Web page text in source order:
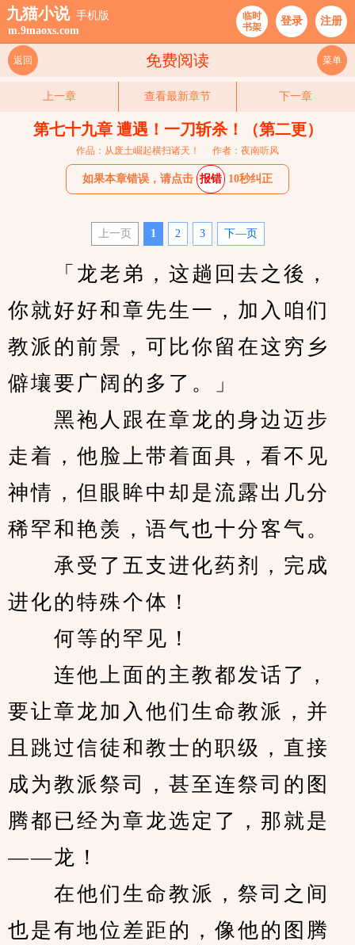
九猫小说 手机版
m.9maoxs.com
临时
书架
登录 注册
免费阅读
返回 菜单
上一章 查看最新章节 下一章
第七十九章 遭遇！一刀斩杀！（第二更）
作品：从废土崛起横扫诸天！ 作者：夜南听风
如果本章错误，请点击 报错 10秒纠正
上一页 1 2 3 下—页
「龙老弟，这趟回去之後，
你就好好和章先生一，加入咱们
教派的前景，可比你留在这穷乡
僻壤要广阔的多了。」
黑袍人跟在章龙的身边迈步
走着，他脸上带着面具，看不见
神情，但眼眸中却是流露出几分
稀罕和艳羡，语气也十分客气。
承受了五支进化药剂，完成
进化的特殊个体！
何等的罕见！
连他上面的主教都发话了，
要让章龙加入他们生命教派，并
且跳过信徒和教士的职级，直接
成为教派祭司，甚至连祭司的图
腾都已经为章龙选定了，那就是
——龙！
在他们生命教派，祭司之间
也是有地位差距的，像他的图腾